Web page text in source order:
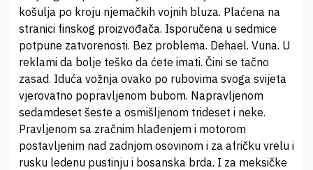
košulja po kroju njemačkih vojnih bluza. Plaćena na
stranici finskog proizvođača. Isporučena u sedmice
potpune zatvorenosti. Bez problema. Dehael. Vuna. U
reklami da bolje teško da ćete imati. Čini se tačno
zasad. Iduća vožnja ovako po rubovima svoga svijeta
vjerovatno popravljenom bubom. Napravljenom
sedamdeset šeste a osmišljenom trideset i neke.
Pravljenom sa zračnim hlađenjem i motorom
postavljenim nad zadnjom osovinom i za afričku vrelu i
rusku ledenu pustinju i bosanska brda. I za meksičke